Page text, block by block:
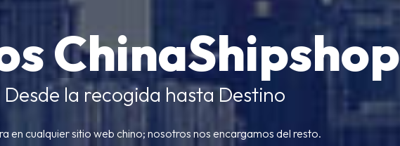
ChinaShipshop
Desde la recogida hasta Destino
en cualquier sitio web chino; nosotros nos encargamos del resto.